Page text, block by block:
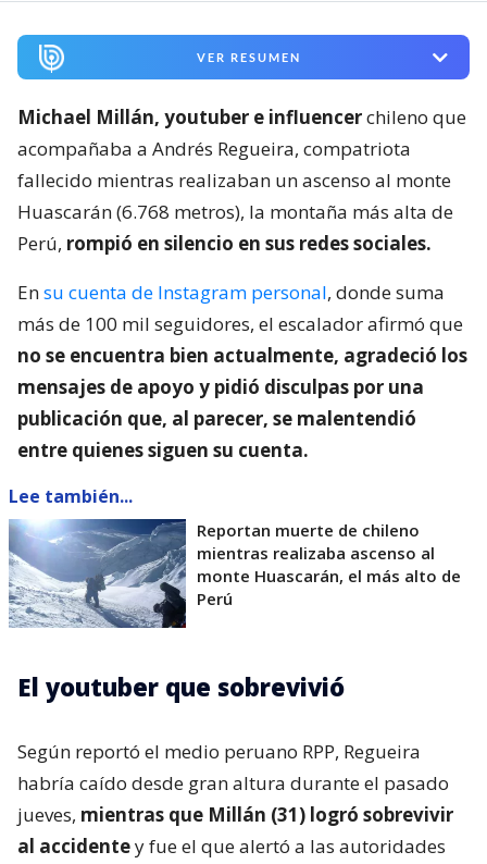
VER RESUMEN
Michael Millán, youtuber e influencerchileno que
acompañaba a Andrés Regueira, compatriota
fallecido mientras realizaban un ascenso al monte
Huascarán (6.768 metros), la montaña más alta de
Perú, rompió en silencio en sus redes sociales.
Ensu cuenta de Instagram personal, donde suma
más de 100 mil seguidores, el escalador afirmó que
no se encuentra bien actualmente, agradeció los
mensajes de apoyo y pidió disculpas por una
publicación que, al parecer, se malentendió
entre quienes siguen su cuenta.
Lee también...
Reportan muerte de chileno
mientras realizaba ascenso al
monte Huascarán, el más alto de
Perú
El youtuber que sobrevivió
Según reportó el medio peruano RPP, Regueira
habría caído desde gran altura durante el pasado
jueves, mientras que Millán (31) logró sobrevivir
al accidentey fue el que alertó a las autoridades